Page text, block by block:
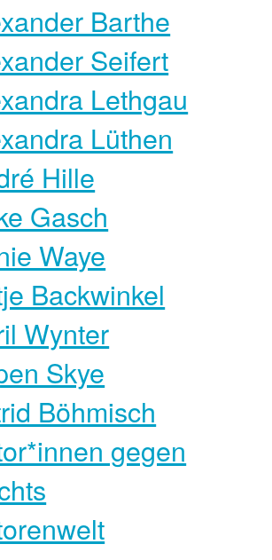
Barthe
Seifert
Lethgau
Lüthen
Hille
Gasch
Waye
Backwinkel
Wynter
Skye
Böhmisch
gegen